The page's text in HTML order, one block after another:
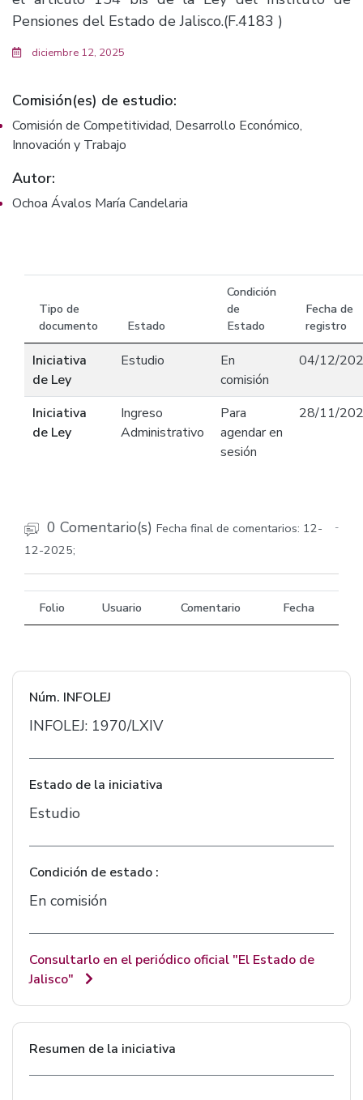
Pensiones del Estado de Jalisco.(F.4183 )
diciembre 12, 2025
Comisión(es) de estudio:
Comisión de Competitividad, Desarrollo Económico,
Innovación y Trabajo
Autor:
Ochoa Ávalos María Candelaria
Tipo de
documento
Estado
Condición
de
Estado
Fecha de
registro
Iniciativa
de Ley
Estudio
En
comisión
04/12/
Iniciativa
de Ley
Ingreso
Administrativo
Para
agendar en
sesión
28/11/
0 Comentario(s) Fecha final de comentarios: 12-
12-2025;
-
Folio Usuario Comentario Fecha
Núm. INFOLEJ
INFOLEJ: 1970/LXIV
Estado de la iniciativa
Estudio
Condición de estado :
En comisión
Consultarlo en el periódico oficial "El Estado de
Jalisco"
Resumen de la iniciativa